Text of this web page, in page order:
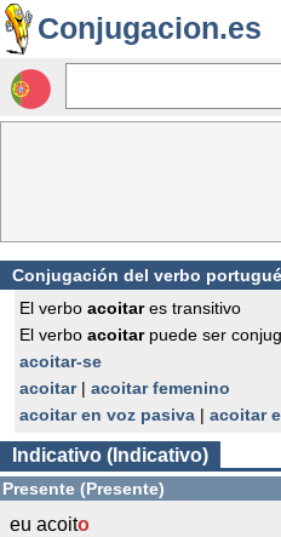
Conjugacion.es
Conjugación del verbo
El verbo acoitares transitivo
El verbo acoitarpuede ser
acoitar-se
acoitar| acoitar femenino
acoitar en voz pasiva | acoitar
Indicativo (Indicativo)
Presente (Presente)
eu acoito